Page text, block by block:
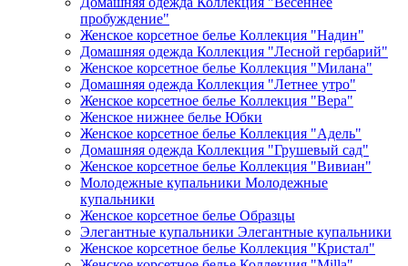
пробуждение"
Женское корсетное белье Коллекция "Надин"
Домашняя одежда Коллекция "Лесной гербарий"
Женское корсетное белье Коллекция "Милана"
Домашняя одежда Коллекция "Летнее утро"
Женское корсетное белье Коллекция "Вера"
Женское нижнее белье Юбки
Женское корсетное белье Коллекция "Адель"
Домашняя одежда Коллекция "Грушевый сад"
Женское корсетное белье Коллекция "Вивиан"
Молодежные купальники Молодежные
купальники
Женское корсетное белье Образцы
Элегантные купальники Элегантные купальники
Женское корсетное белье Коллекция "Кристал"